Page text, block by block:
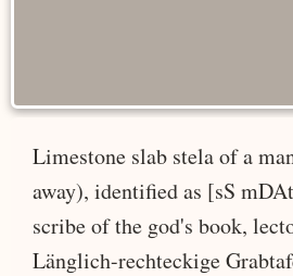
Limestone slab stela of a
away), identified as [sS
scribe of the god's book,
Länglich-rechteckige